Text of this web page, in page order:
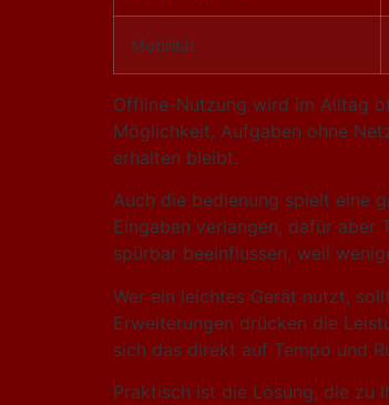
Mobilität
Offline-Nutzung wird im Alltag
Möglichkeit, Aufgaben ohne
erhalten bleibt.
Auch die bedienung spielt eine
Eingaben verlangen, dafür aber
spürbar beeinflussen, weil
Wer ein leichtes Gerät nutzt,
Erweiterungen drücken die
sich das direkt auf Tempo und
Praktisch ist die Lösung, die zu